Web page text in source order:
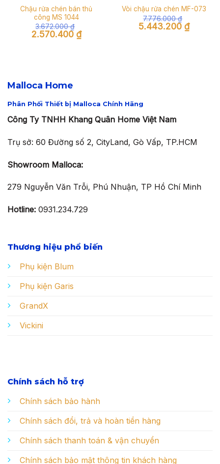
Chậu rửa chén bán thủ
công MS 1044
3.672.000₫
Giá
gốc
2.570.400 ₫Giá
hiện
Vòi chậu rửa chén MF-073
7.776.000₫
Giá
gốc
5.443.200 ₫Giá
hiện
Malloca Home
Phân Phối Thiết bị Malloca Chính Hãng
Công Ty TNHH Khang Quân Home Việt Nam
Trụ sở: 60 Đường số 2, CityLand, Gò Vấp, TP.HCM
Showroom Malloca:
279 Nguyễn Văn Trỗi, Phú Nhuận, TP Hồ Chí Minh
Hotline: 0931.234.729
Thương hiệu phổ biến
Phụ kiện Blum
Phụ kiện Garis
GrandX
Vickini
Chính sách hỗ trợ
Chính sách bảo hành
Chính sách đổi, trả và hoàn tiền hàng
Chính sách thanh toán & vận chuyển
Chính sách bảo mật thông tin khách hàng